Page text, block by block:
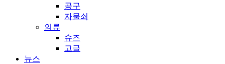
공구
자물쇠
의류
슈즈
고글
뉴스